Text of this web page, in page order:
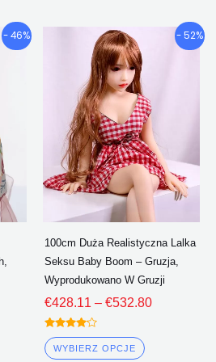
- 46% - 52%
100cm Duża Realistyczna Lalka
Seksu Baby Boom – Gruzja,
Wyprodukowano W Gruzji
€428.11 – €532.80
Przedział
cenowy:
Oceniono
4.00
z 5
WYBIERZ OPCJE
wiele
wariantów.
Opcje
można
wybrać
produktu